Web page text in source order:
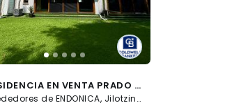
RESIDENCIA EN VENTA PRADO LARGO
Alrededores de ENDONICA, Jilotzingo